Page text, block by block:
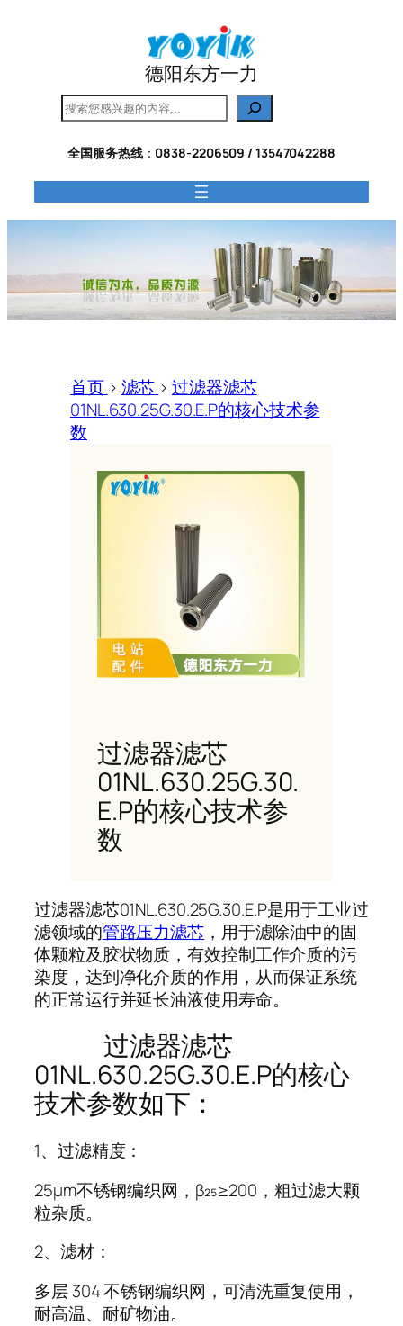
德阳东方一力
搜
索
全国服务热线： 0838-2206509 / 13547042288
首页 > 滤芯 >过滤器滤芯
01NL.630.25G.30.E.P的核心技术参
数
过滤器滤芯
01NL.630.25G.30.
E.P的核心技术参
数
过滤器滤芯01NL.630.25G.30.E.P是用于工业过
滤领域的管路压力滤芯 ，用于滤除油中的固
体颗粒及胶状物质，有效控制工作介质的污
染度，达到净化介质的作用，从而保证系统
的正常运行并延长油液使用寿命。
过滤器滤芯
01NL.630.25G.30.E.P的核心
技术参数如下：
1、过滤精度：
25μm不锈钢编织网，β₂₅≥200，粗过滤大颗
粒杂质。
2、滤材：
多层 304 不锈钢编织网，可清洗重复使用，
耐高温、耐矿物油。